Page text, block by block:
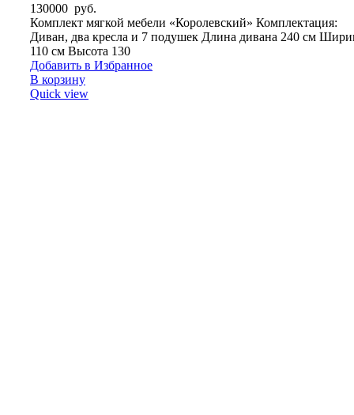
130000 руб.
Комплект мягкой мебели «Королевский» Комплектация:
Диван, два кресла и 7 подушек Длина дивана 240 см
110 см Высота 130
Добавить в Избранное
В корзину
Quick view